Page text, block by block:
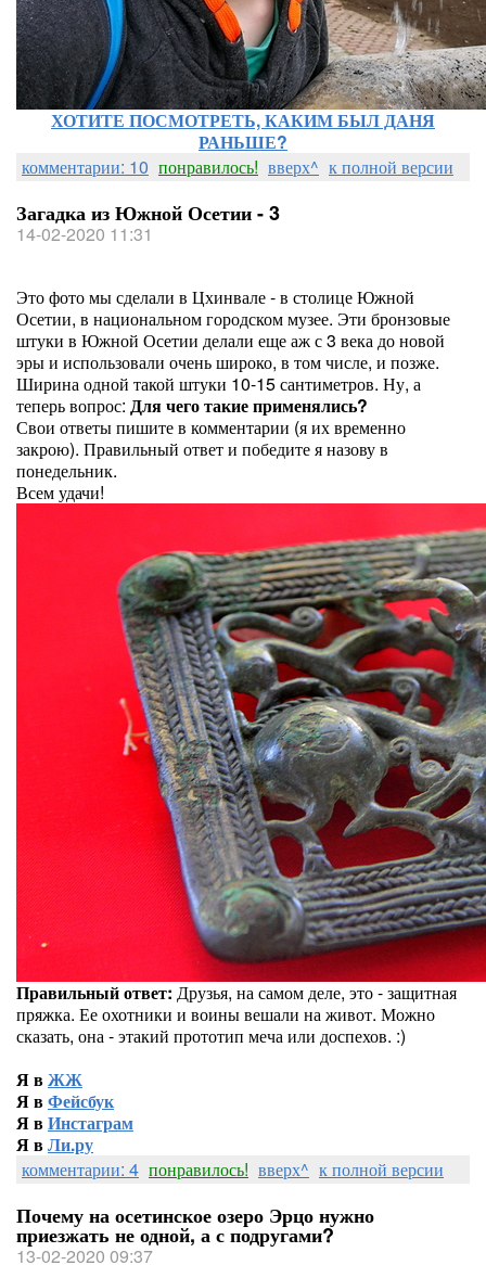
ХОТИТЕ ПОСМОТРЕТЬ, КАКИМ БЫЛ ДАНЯ
РАНЬШЕ?
комментарии: 10 понравилось! вверх^ к полной версии
Загадка из Южной Осетии - 3
14-02-2020 11:31
Это фото мы сделали в Цхинвале - в столице Южной
Осетии, в национальном городском музее. Эти бронзовые
штуки в Южной Осетии делали еще аж с 3 века до новой
эры и использовали очень широко, в том числе, и позже.
Ширина одной такой штуки 10-15 сантиметров. Ну, а
теперь вопрос: Для чего такие применялись?
Свои ответы пишите в комментарии (я их временно
закрою). Правильный ответ и победите я назову в
понедельник.
Всем удачи!
Правильный ответ: Друзья, на самом деле, это - защитная
пряжка. Ее охотники и воины вешали на живот. Можно
сказать, она - этакий прототип меча или доспехов. :)
Я вЖЖ
Я вФейсбук
Я вИнстаграм
Я вЛи.ру
комментарии: 4 понравилось! вверх^ к полной версии
Почему на осетинское озеро Эрцо нужно
приезжать не одной, а с подругами?
13-02-2020 09:37